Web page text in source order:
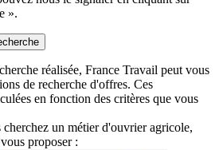
».
réalisée, France Travail peut vous
de recherche d'offres. Ces
en fonction des critères que vous
cherchez un métier d'ouvrier agricole,
proposer :